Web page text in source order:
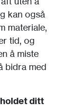
kan også
materiale,
tid, og
å miste
bidra med
ditt